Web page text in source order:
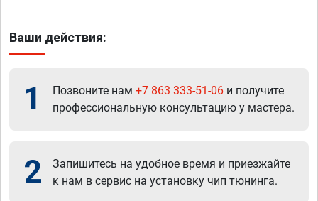
Ваши действия:
1 Позвоните нам +7 863 333-51-06 и получите
профессиональную консультацию у мастера.
2
Запишитесь на удобное время и приезжайте
к нам в сервис на установку чип тюнинга.